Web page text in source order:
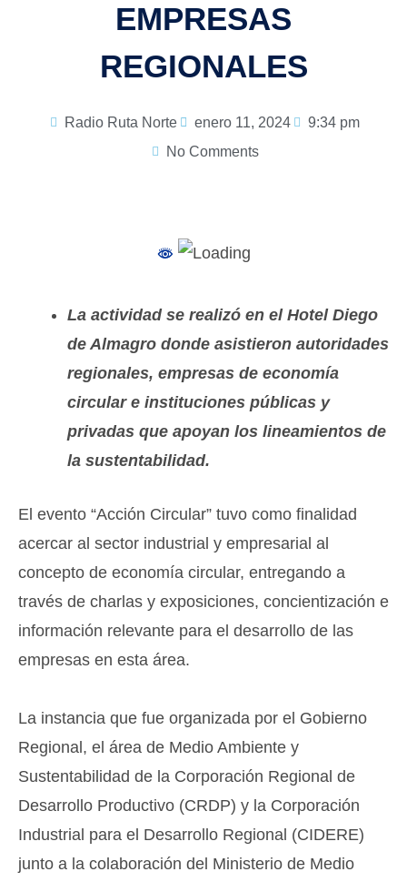
EMPRESAS
REGIONALES
Radio Ruta Norte enero 11, 2024
9:34 pm
No Comments
La actividad se realizó en el Hotel Diego
de Almagro donde asistieron autoridades
regionales, empresas de economía
circular e instituciones públicas y
privadas que apoyan los lineamientos de
la sustentabilidad.
El evento “Acción Circular” tuvo como finalidad
acercar al sector industrial y empresarial al
concepto de economía circular, entregando a
través de charlas y exposiciones, concientización e
información relevante para el desarrollo de las
empresas en esta área.
La instancia que fue organizada por el Gobierno
Regional, el área de Medio Ambiente y
Sustentabilidad de la Corporación Regional de
Desarrollo Productivo (CRDP) y la Corporación
Industrial para el Desarrollo Regional (CIDERE)
junto a la colaboración del Ministerio de Medio